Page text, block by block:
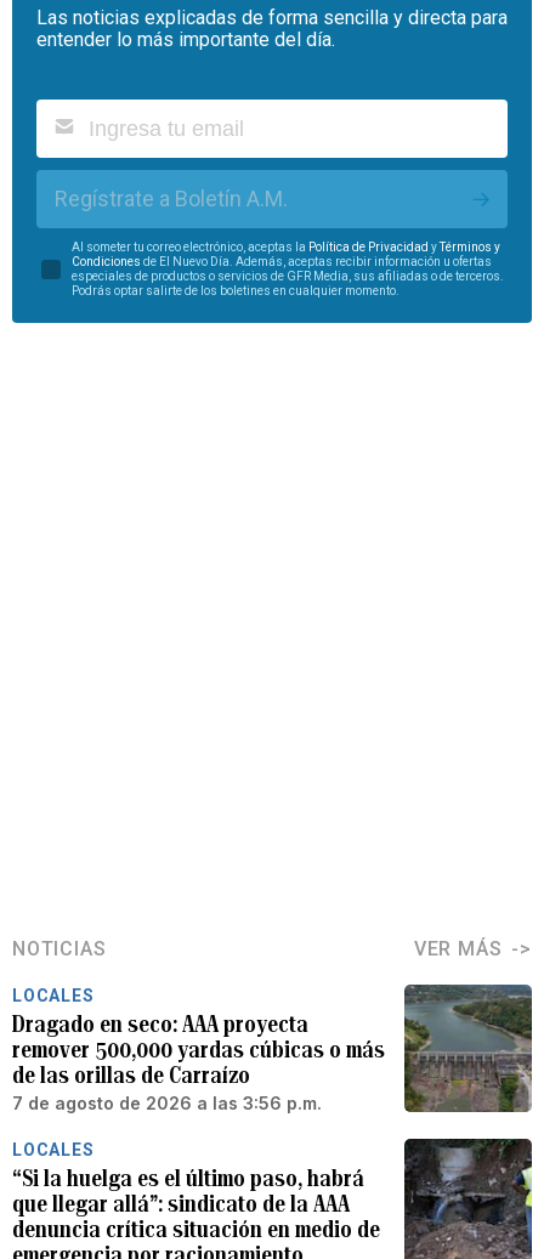
Las noticias explicadas de forma sencilla y directa para
entender lo más importante del día.
Regístrate a Boletín A.M.
Al someter tu correo electrónico, aceptas la Política de Privacidad yTérminos y
Condiciones de El Nuevo Día. Además, aceptas recibir información u ofertas
especiales de productos o servicios de GFR Media, sus afiliadas o de terceros.
Podrás optar salirte de los boletines en cualquier momento.
NOTICIAS VER MÁS
LOCALES
Dragado en seco: AAA proyecta
remover 500,000 yardas cúbicas o más
de las orillas de Carraízo
7 de agosto de 2026 a las 3:56 p.m.
LOCALES
“Si la huelga es el último paso, habrá
que llegar allá”: sindicato de la AAA
denuncia crítica situación en medio de